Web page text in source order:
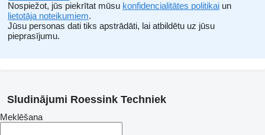
Nospiežot, jūs piekrītat mūsu konfidencialitātes politikai un
lietotāja noteikumiem.
Jūsu personas dati tiks apstrādāti, lai atbildētu uz jūsu
pieprasījumu.
Sludinājumi Roessink Techniek
Meklēšana